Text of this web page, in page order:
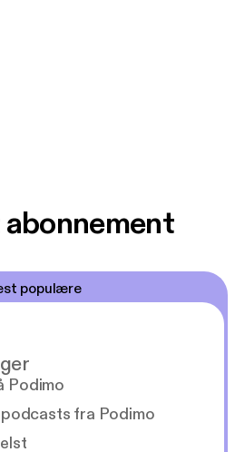
populære
Podimo
fra Podimo